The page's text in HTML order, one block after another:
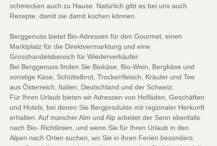
schmecken auch zu Hause. Natürlich gibt es bei uns auch
Rezepte, damit sie damit kochen können.
Berggenuss bietet Bio-Adressen für den Gourmet, einen
Marktplatz für die Direktvermarktung und eine
Grosshandelsbereich für Wiederverkäufer.
Bei Berggenuss finden Sie Biokäse, Bio-Wein, Bergkäse und
sonstige Käse, Schüttelbrot, Trockenfleisch, Kräuter und Tee
aus Österreich, Italien, Deutschland und der Schweiz.
Für Ihren Urlaub bieten wir Adressen von Hofläden, Geschäften
und Hotels, bei denen Sie Bergprodukte mit regionaler Herkunft
erhalten. Auf mancher Alm und Alp arbeitet der Senn ebenfalls
nach Bio- Richtlinien, und wenn Sie für Ihren Urlaub in den
Alpen nach Orten suchen, wo Sie in ihren Ferien besonders